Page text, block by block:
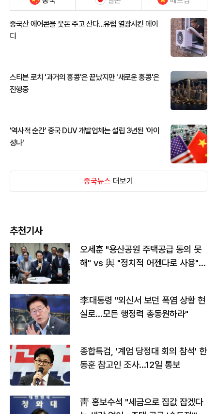
중국산 에어콘을 웃돈 주고 산다...유럽 열광시킨 메이
디
스티븐 로치 '과거의 홍콩'은 끝났지만 '새로운 홍콩'은
진행중
'역사적 순간' 중국 DUV 개발업체는 설립 3년된 '아이
성나'
중국뉴스 더보기
추천기사
오세훈 "용산공원 주택공급 동의 못
해" vs 與 "정치적 어젠다로 사용"
李대통령 "외신서 보던 폭염 상황 현
실로…모든 행정력 총동원하라"
종합특검, '계엄 당정대 회의 참석' 한
동훈 참고인 조사...12일 통보
靑 홍보수석 "세금으로 집값 잡겠다